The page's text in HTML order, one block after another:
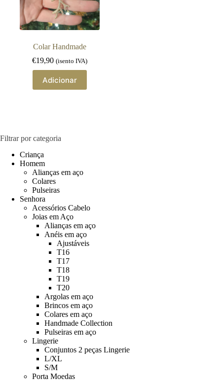
Colar Handmade
€19,90 (isento IVA)
Adicionar
Filtrar por categoria
Criança
Homem
Alianças em aço
Colares
Pulseiras
Senhora
Acessórios Cabelo
Joias em Aço
Alianças em aço
Anéis em aço
Ajustáveis
T16
T17
T18
T19
T20
Argolas em aço
Brincos em aço
Colares em aço
Handmade Collection
Pulseiras em aço
Lingerie
Conjuntos 2 peças Lingerie
L/XL
S/M
Porta Moedas